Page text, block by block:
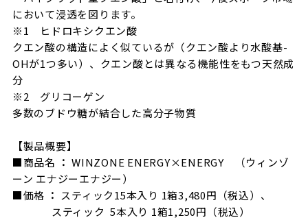
において浸透を図ります。
※1 ヒドロキシクエン酸
クエン酸の構造によく似ているが（クエン酸より水酸基-
OHが1つ多い）、クエン酸とは異なる機能性をもつ天然成
分
※2 グリコーゲン
多数のブドウ糖が結合した高分子物質
【製品概要】
■商品名 ： WINZONE ENERGY×ENERGY（ウィンゾ
ーン エナジーエナジー）
■価格 ： スティック15本入り 1箱3,480円（税込）、
スティック 5本入り 1箱1,250円（税込）